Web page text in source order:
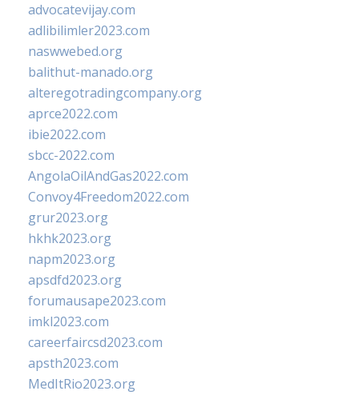
advocatevijay.com
adlibilimler2023.com
naswwebed.org
balithut-manado.org
alteregotradingcompany.org
aprce2022.com
ibie2022.com
sbcc-2022.com
AngolaOilAndGas2022.com
Convoy4Freedom2022.com
grur2023.org
hkhk2023.org
napm2023.org
apsdfd2023.org
forumausape2023.com
imkl2023.com
careerfaircsd2023.com
apsth2023.com
MedItRio2023.org